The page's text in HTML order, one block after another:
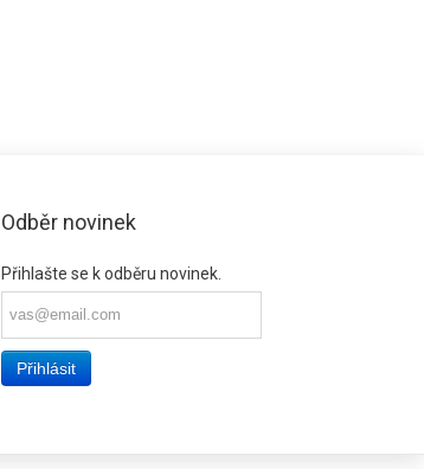
Odběr novinek
Přihlašte se k odběru novinek.
Přihlásit